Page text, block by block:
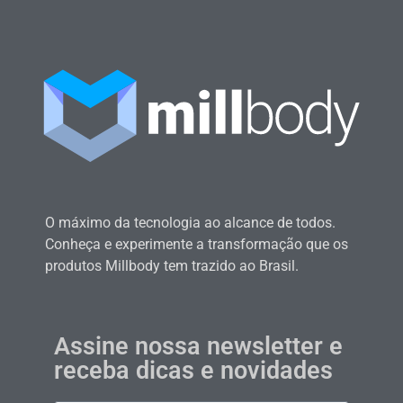
O máximo da tecnologia ao alcance de todos.
Conheça e experimente a transformação que os
produtos Millbody tem trazido ao Brasil.
Assine nossa newsletter e
receba dicas e novidades